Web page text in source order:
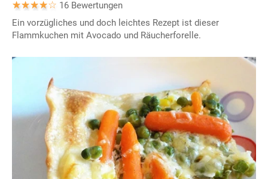
16 Bewertungen
Ein vorzügliches und doch leichtes Rezept ist dieser
Flammkuchen mit Avocado und Räucherforelle.